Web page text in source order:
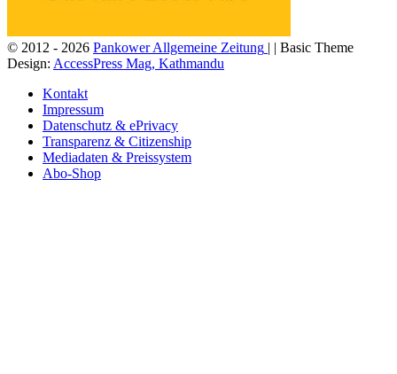
© 2012 - 2026 Pankower Allgemeine Zeitung | | Basic Theme
Design: AccessPress Mag, Kathmandu
Kontakt
Impressum
Datenschutz & ePrivacy
Transparenz & Citizenship
Mediadaten & Preissystem
Abo-Shop